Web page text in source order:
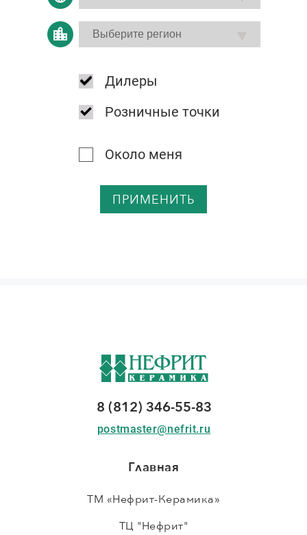
Дилеры
Розничные точки
Около меня
ПРИМЕНИТЬ
8 (812) 346-55-83
postmaster@nefrit.ru
Главная
ТМ «Нефрит-Керамика»
ТЦ "Нефрит"